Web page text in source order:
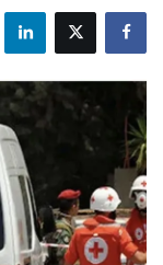
علوم وتكنولوجيا
فيديو
حياة